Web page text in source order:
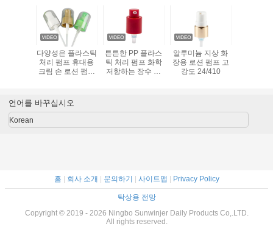
다양성은 플라스틱
처리 펌프 휴대용
크림 손 로션 펌프
튼튼한 PP 플라스
틱 처리 펌프 화학
저항하는 장수 경
알루미늄 지상 화
장용 로션 펌프 고
강도 24/410
언어를 바꾸십시오
Korean
홈 | 회사 소개 | 문의하기 | 사이트맵 | Privacy Policy
탁상용 전망
Copyright © 2019 - 2026 Ningbo Sunwinjer Daily Products Co,.LTD.
All rights reserved.